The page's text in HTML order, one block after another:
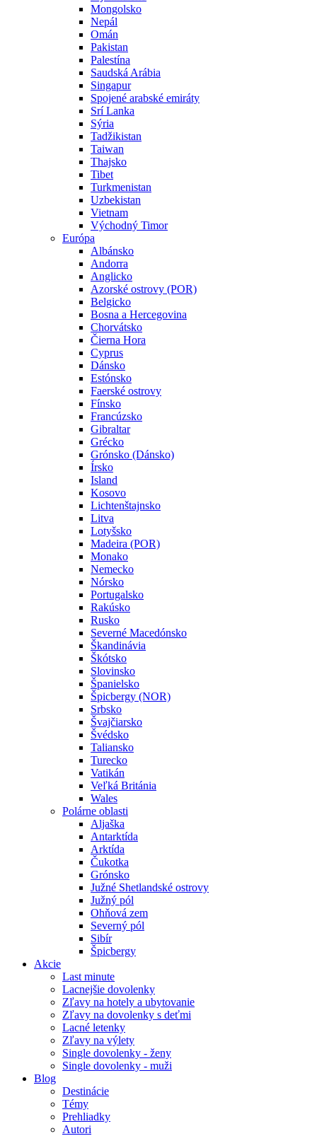
Mongolsko
Nepál
Omán
Pakistan
Palestína
Saudská Arábia
Singapur
Spojené arabské emiráty
Srí Lanka
Sýria
Tadžikistan
Taiwan
Thajsko
Tibet
Turkmenistan
Uzbekistan
Vietnam
Východný Timor
Európa
Albánsko
Andorra
Anglicko
Azorské ostrovy (POR)
Belgicko
Bosna a Hercegovina
Chorvátsko
Čierna Hora
Cyprus
Dánsko
Estónsko
Faerské ostrovy
Fínsko
Francúzsko
Gibraltar
Grécko
Grónsko (Dánsko)
Írsko
Island
Kosovo
Lichtenštajnsko
Litva
Lotyšsko
Madeira (POR)
Monako
Nemecko
Nórsko
Portugalsko
Rakúsko
Rusko
Severné Macedónsko
Škandinávia
Škótsko
Slovinsko
Španielsko
Špicbergy (NOR)
Srbsko
Švajčiarsko
Švédsko
Taliansko
Turecko
Vatikán
Veľká Británia
Wales
Polárne oblasti
Aljaška
Antarktída
Arktída
Čukotka
Grónsko
Južné Shetlandské ostrovy
Južný pól
Ohňová zem
Severný pól
Sibír
Špicbergy
Akcie
Last minute
Lacnejšie dovolenky
Zľavy na hotely a ubytovanie
Zľavy na dovolenky s deťmi
Lacné letenky
Zľavy na výlety
Single dovolenky - ženy
Single dovolenky - muži
Blog
Destinácie
Témy
Prehliadky
Autori